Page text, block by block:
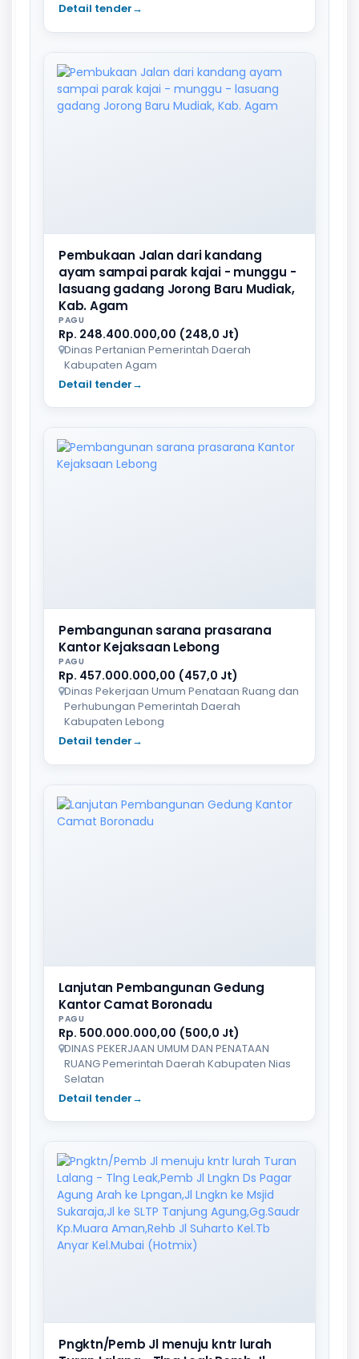
Detail tender→
Pembukaan Jalan dari kandang
ayam sampai parak kajai - munggu -
lasuang gadang Jorong Baru Mudiak,
Kab. Agam
PAGU
Rp. 248.400.000,00 (248,0 Jt)
Dinas Pertanian Pemerintah Daerah
Kabupaten Agam
Detail tender→
Pembangunan sarana prasarana
Kantor Kejaksaan Lebong
PAGU
Rp. 457.000.000,00 (457,0 Jt)
Dinas Pekerjaan Umum Penataan Ruang dan
Perhubungan Pemerintah Daerah
Kabupaten Lebong
Detail tender→
Lanjutan Pembangunan Gedung
Kantor Camat Boronadu
PAGU
Rp. 500.000.000,00 (500,0 Jt)
DINAS PEKERJAAN UMUM DAN PENATAAN
RUANG Pemerintah Daerah Kabupaten Nias
Selatan
Detail tender→
Pngktn/Pemb Jl menuju kntr lurah